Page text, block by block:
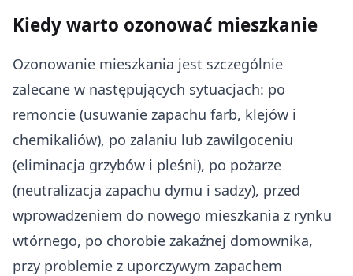
Kiedy warto ozonować mieszkanie
Ozonowanie mieszkania jest szczególnie
zalecane w następujących sytuacjach: po
remoncie (usuwanie zapachu farb, klejów i
chemikaliów), po zalaniu lub zawilgoceniu
(eliminacja grzybów i pleśni), po pożarze
(neutralizacja zapachu dymu i sadzy), przed
wprowadzeniem do nowego mieszkania z rynku
wtórnego, po chorobie zakaźnej domownika,
przy problemie z uporczywym zapachem